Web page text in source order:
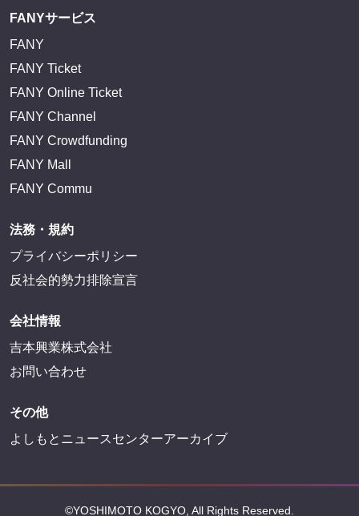
FANYサービス
FANY
FANY Ticket
FANY Online Ticket
FANY Channel
FANY Crowdfunding
FANY Mall
FANY Commu
法務・規約
プライバシーポリシー
反社会的勢力排除宣言
会社情報
吉本興業株式会社
お問い合わせ
その他
よしもとニュースセンターアーカイブ
©YOSHIMOTO KOGYO, All Rights Reserved.